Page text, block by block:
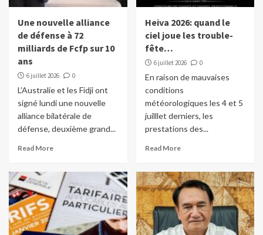
Dans le monde
Top 14 (rugby): Thomas Ramos signe au
Racing 92
Dans le monde
Crash lunaire ce mardi soir (20h35)
3
incendiaires en Italie
Dans le monde
Un baril de pétrole à plus de 100 dollars,
Une nouvelle alliance
de défense à 72
milliards de Fcfp sur 10
ans
6 juillet 2026 0
L’Australie et les Fidji ont
signé lundi une nouvelle
alliance bilatérale de
défense, deuxième grand...
Read More
Heiva 2026: quand le
ciel joue les trouble-
fête…
6 juillet 2026 0
En raison de mauvaises
conditions
météorologiques les 4 et 5
juilllet derniers, les
prestations des...
Read More